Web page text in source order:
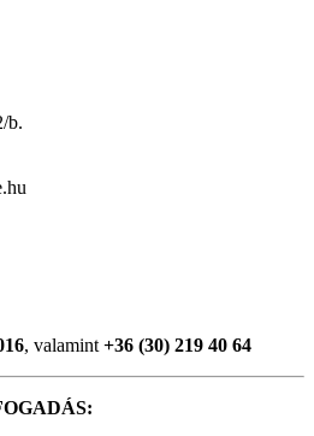
b.
, valamint +36 (30) 219 40 64